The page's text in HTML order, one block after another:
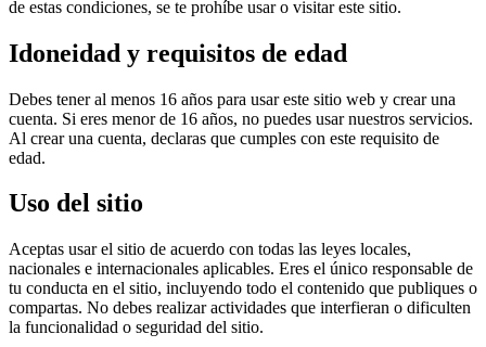
de estas condiciones, se te prohíbe usar o visitar este sitio.
Idoneidad y requisitos de edad
Debes tener al menos 16 años para usar este sitio web y crear una
cuenta. Si eres menor de 16 años, no puedes usar nuestros servicios.
Al crear una cuenta, declaras que cumples con este requisito de
edad.
Uso del sitio
Aceptas usar el sitio de acuerdo con todas las leyes locales,
nacionales e internacionales aplicables. Eres el único responsable de
tu conducta en el sitio, incluyendo todo el contenido que publiques o
compartas. No debes realizar actividades que interfieran o dificulten
la funcionalidad o seguridad del sitio.